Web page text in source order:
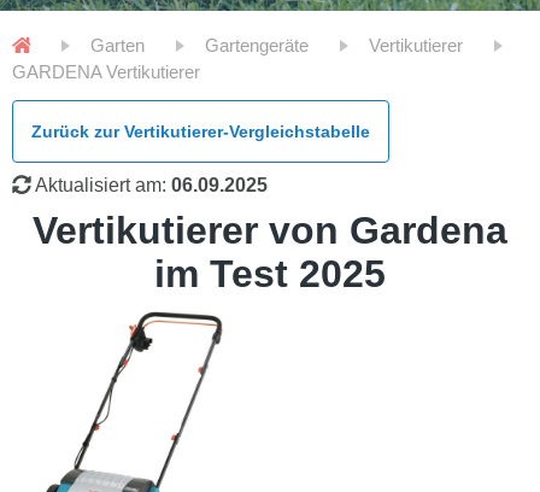
Garten Gartengeräte
Vertikutierer
GARDENA Vertikutierer
Zurück zur Vertikutierer-Vergleichstabelle
Aktualisiert am: 06.09.2025
Vertikutierer von Gardena
im Test 2025